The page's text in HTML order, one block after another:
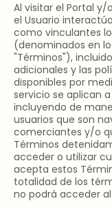
Al visitar el Portal
el Usuario
como vinculantes
(denominados en
"Términos"),
adicionales y las
disponibles por
servicio se aplican
incluyendo de
usuarios que son
comerciantes y/o
Términos
acceder o utilizar
acepta estos
totalidad de los
no podrá acceder